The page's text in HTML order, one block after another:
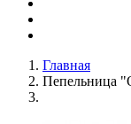
Главная
Пепельница